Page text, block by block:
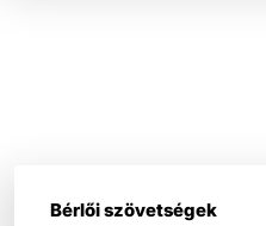
Bérlői szövetségek